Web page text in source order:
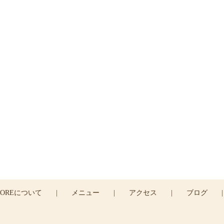
CONTACT >
について メニュー アクセス ブログ